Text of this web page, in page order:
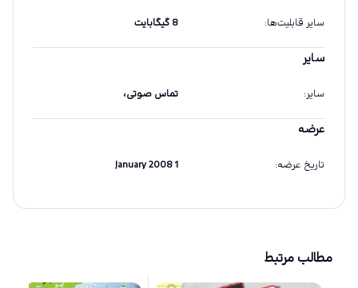
سایر قابلیت‌ها: 8 گیگابایت
سایر
سایر: تماس صوتی،
عرضه
تاریخ عرضه:
1 January 2008
مطالب مرتبط